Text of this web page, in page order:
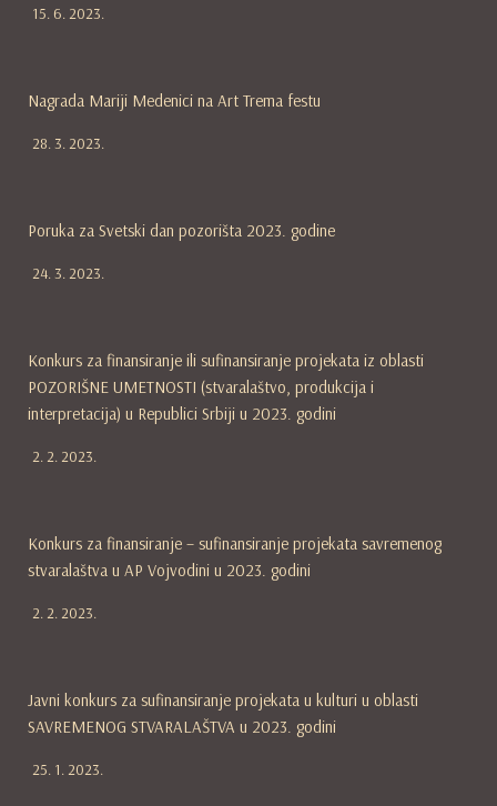
15. 6. 2023.
Nagrada Mariji Medenici na Art Trema festu
28. 3. 2023.
Poruka za Svetski dan pozorišta 2023. godine
24. 3. 2023.
Konkurs za finansiranje ili sufinansiranje projekata iz oblasti
POZORIŠNE UMETNOSTI (stvaralaštvo, produkcija i
interpretacija) u Republici Srbiji u 2023. godini
2. 2. 2023.
Konkurs za finansiranje – sufinansiranje projekata savremenog
stvaralaštva u AP Vojvodini u 2023. godini
2. 2. 2023.
Javni konkurs za sufinansiranje projekata u kulturi u oblasti
SAVREMENOG STVARALAŠTVA u 2023. godini
25. 1. 2023.